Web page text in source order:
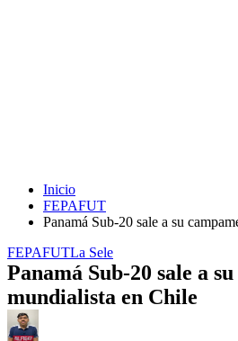
Inicio
FEPAFUT
Panamá Sub-20 sale a su
FEPAFUTLa Sele
Panamá Sub-20 sale a
mundialista en Chile